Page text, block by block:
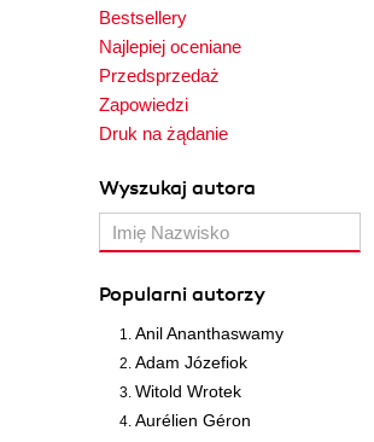
Bestsellery
Najlepiej oceniane
Przedsprzedaż
Zapowiedzi
Druk na żądanie
Wyszukaj autora
Popularni autorzy
Anil Ananthaswamy
Adam Józefiok
Witold Wrotek
Aurélien Géron